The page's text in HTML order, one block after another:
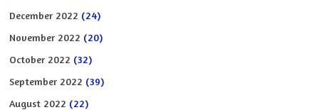
December 2022 (24)
November 2022 (20)
October 2022 (32)
September 2022 (39)
August 2022 (22)